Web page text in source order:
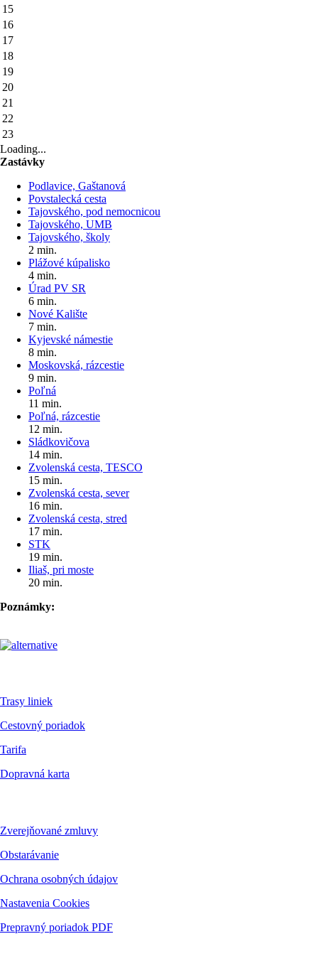
15
16
17
18
19
20
21
22
23
Loading...
Zastávky
Podlavice, Gaštanová
Povstalecká cesta
Tajovského, pod nemocnicou
Tajovského, UMB
Tajovského, školy
2 min.
Plážové kúpalisko
4 min.
Úrad PV SR
6 min.
Nové Kalište
7 min.
Kyjevské námestie
8 min.
Moskovská, rázcestie
9 min.
Poľná
11 min.
Poľná, rázcestie
12 min.
Sládkovičova
14 min.
Zvolenská cesta, TESCO
15 min.
Zvolenská cesta, sever
16 min.
Zvolenská cesta, stred
17 min.
STK
19 min.
Iliaš, pri moste
20 min.
Poznámky:
Trasy liniek
Cestovný poriadok
Tarifa
Dopravná karta
Zverejňované zmluvy
Obstarávanie
Ochrana osobných údajov
Nastavenia Cookies
Prepravný poriadok PDF